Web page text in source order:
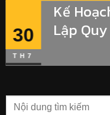
30
TH7
Kế
Lập